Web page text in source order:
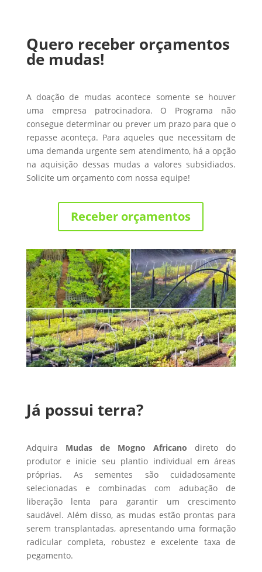
Quero receber orçamentos
de mudas!
A doação de mudas acontece somente se houver
uma empresa patrocinadora. O Programa não
consegue determinar ou prever um prazo para que o
repasse aconteça. Para aqueles que necessitam de
uma demanda urgente sem atendimento, há a opção
na aquisição dessas mudas a valores subsidiados.
Solicite um orçamento com nossa equipe!
Receber orçamentos
Já possui terra?
Adquira Mudas de Mogno Africano direto do
produtor e inicie seu plantio individual em áreas
próprias. As sementes são cuidadosamente
selecionadas e combinadas com adubação de
liberação lenta para garantir um crescimento
saudável. Além disso, as mudas estão prontas para
serem transplantadas, apresentando uma formação
radicular completa, robustez e excelente taxa de
pegamento.